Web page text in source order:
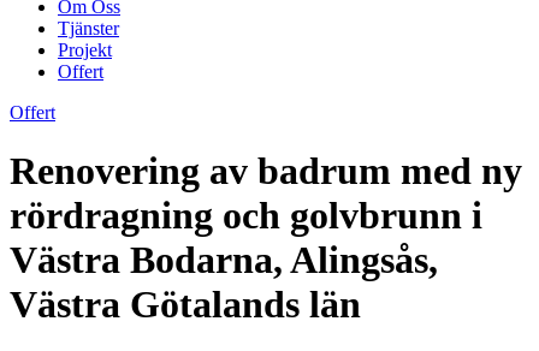
Om Oss
Tjänster
Projekt
Offert
Offert
Renovering av badrum med ny
rördragning och golvbrunn i
Västra Bodarna, Alingsås,
Västra Götalands län